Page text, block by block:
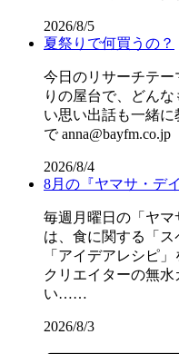
2026/8/5
夏祭りで何買うの？
今日のリサーチテ
りの屋台で、どん
い思い出話も一緒
で
2026/8/4
8月の『ヤマサ・デ
毎週月曜日の「ヤ
は、食に関する「
「アイデアレシピ
クリエイターの無
い……
2026/8/3